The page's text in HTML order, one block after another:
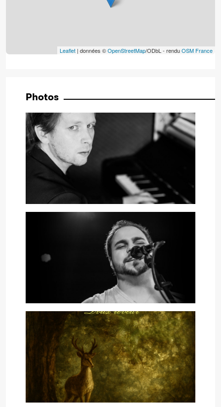
Leaflet | données ©OpenStreetMap/ODbL - renduOSM France
Photos